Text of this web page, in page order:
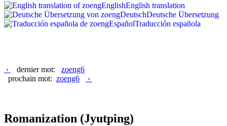
EnglishEnglish translation
DeutschDeutsche Übersetzung
EspañolTraducción española
‹ dernier mot: zoeng6
prochain mot: zoeng6 ›
Romanization (Jyutping)